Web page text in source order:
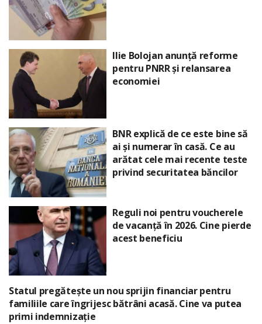
Ilie Bolojan anunță reforme
pentru PNRR și relansarea
economiei
BNR explică de ce este bine să
ai și numerar în casă. Ce au
arătat cele mai recente teste
privind securitatea băncilor
Reguli noi pentru voucherele
de vacanță în 2026. Cine pierde
acest beneficiu
Statul pregătește un nou sprijin financiar pentru
familiile care îngrijesc bătrâni acasă. Cine va putea
primi indemnizație